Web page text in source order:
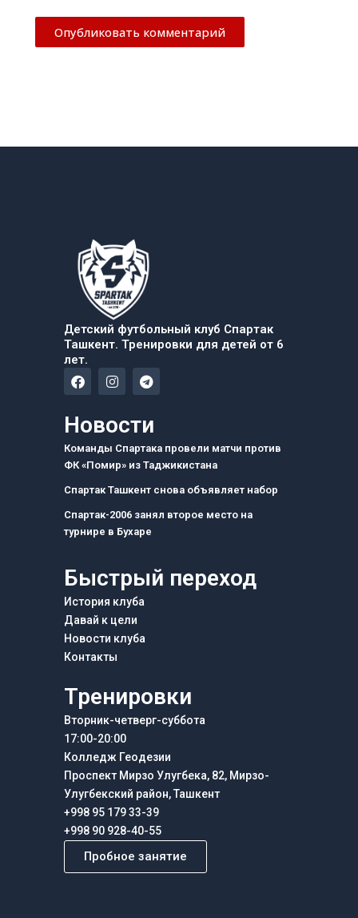
Детский футбольный клуб Спартак
Ташкент. Тренировки для детей от 6
лет.
F
a
e
b
o
k
I
n
a
g
r
a
m
T
e
g
a
m
Новости
Команды Спартака провели матчи против
ФК «Помир» из Таджикистана
Спартак Ташкент снова объявляет набор
Спартак-2006 занял второе место на
турнире в Бухаре
Быстрый переход
История клуба
Давай к цели
Новости клуба
Контакты
Тренировки
Вторник-четверг-суббота
17:00-20:00
Колледж Геодезии
Проспект Мирзо Улугбека, 82, Мирзо-
Улугбекский район, Ташкент
+998 95 179 33-39
+998 90 928-40-55
Пробное занятие